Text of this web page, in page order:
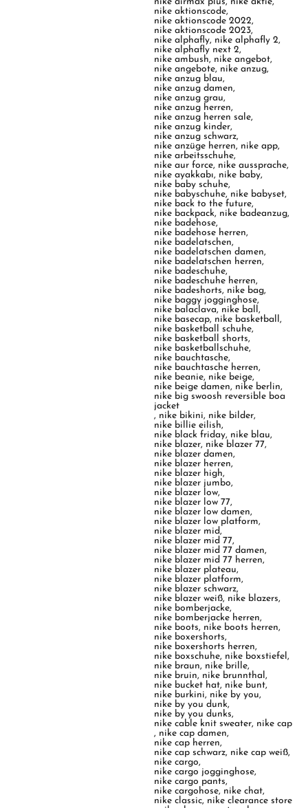
nike aktionscode,
nike aktionscode 2022,
nike aktionscode 2023,
nike alphafly, nike alphafly 2,
nike alphafly next 2,
nike ambush, nike angebot,
nike angebote, nike anzug,
nike anzug blau,
nike anzug damen,
nike anzug grau,
nike anzug herren,
nike anzug herren sale,
nike anzug kinder,
nike anzug schwarz,
nike anzüge herren, nike app,
nike arbeitsschuhe,
nike aur force, nike aussprache,
nike ayakkabı, nike baby,
nike baby schuhe,
nike babyschuhe, nike babyset,
nike back to the future,
nike backpack, nike badeanzug,
nike badehose,
nike badehose herren,
nike badelatschen,
nike badelatschen damen,
nike badelatschen herren,
nike badeschuhe,
nike badeschuhe herren,
nike badeshorts, nike bag,
nike baggy jogginghose,
nike balaclava, nike ball,
nike basecap, nike basketball,
nike basketball schuhe,
nike basketball shorts,
nike basketballschuhe,
nike bauchtasche,
nike bauchtasche herren,
nike beanie, nike beige,
nike beige damen, nike berlin,
nike big swoosh reversible boa
jacket
, nike bikini, nike bilder,
nike billie eilish,
nike black friday, nike blau,
nike blazer, nike blazer 77,
nike blazer damen,
nike blazer herren,
nike blazer high,
nike blazer jumbo,
nike blazer low,
nike blazer low 77,
nike blazer low damen,
nike blazer low platform,
nike blazer mid,
nike blazer mid 77,
nike blazer mid 77 damen,
nike blazer mid 77 herren,
nike blazer plateau,
nike blazer platform,
nike blazer schwarz,
nike blazer weiß, nike blazers,
nike bomberjacke,
nike bomberjacke herren,
nike boots, nike boots herren,
nike boxershorts,
nike boxershorts herren,
nike boxschuhe, nike boxstiefel,
nike braun, nike brille,
nike bruin, nike brunnthal,
nike bucket hat, nike bunt,
nike burkini, nike by you,
nike by you dunk,
nike by you dunks,
nike cable knit sweater, nike cap
, nike cap damen,
nike cap herren,
nike cap schwarz, nike cap weiß,
nike cargo,
nike cargo jogginghose,
nike cargo pants,
nike cargohose, nike chat,
nike classic, nike clearance store